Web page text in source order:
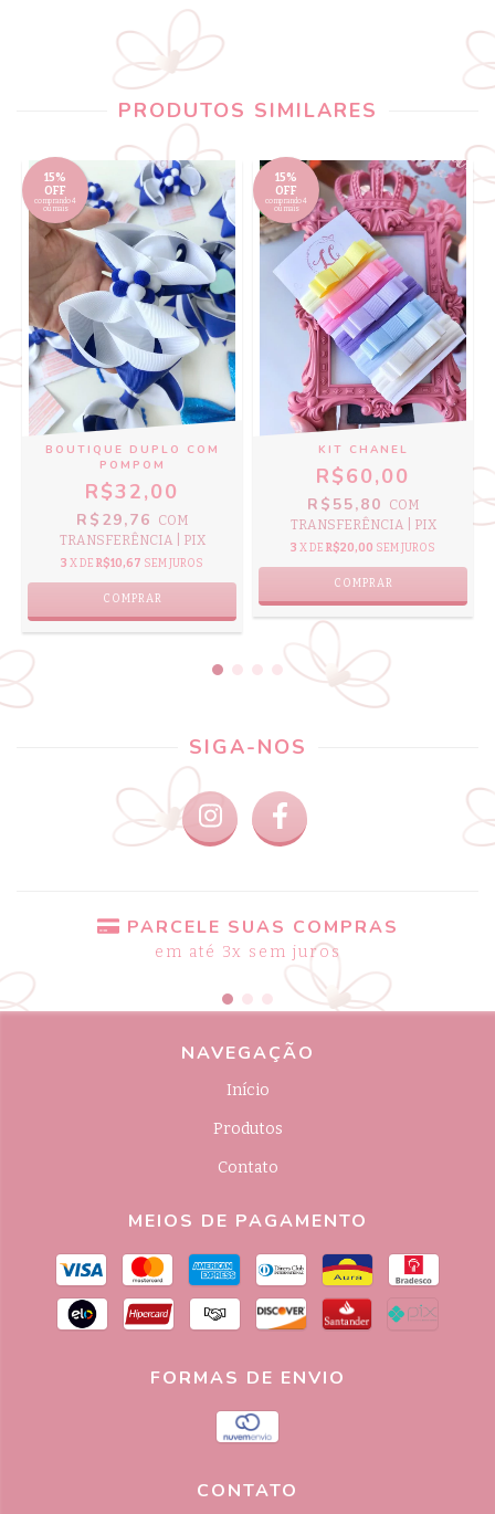
PRODUTOS SIMILARES
15%
OFF
comprando 4
ou mais
BOUTIQUE DUPLO COM
POMPOM
R$32,00
R$29,76
COM
TRANSFERÊNCIA | PIX
3 X DE R$10,67 SEM JUROS
COMPRAR
15%
OFF
comprando 4
ou mais
KIT CHANEL
R$60,00
R$55,80
COM
TRANSFERÊNCIA | PIX
3 X DE R$20,00 SEM JUROS
COMPRAR
SIGA-NOS
PARCELE SUAS COMPRAS
em até 3x sem juros
NAVEGAÇÃO
Início
Produtos
Contato
MEIOS DE PAGAMENTO
FORMAS DE ENVIO
CONTATO